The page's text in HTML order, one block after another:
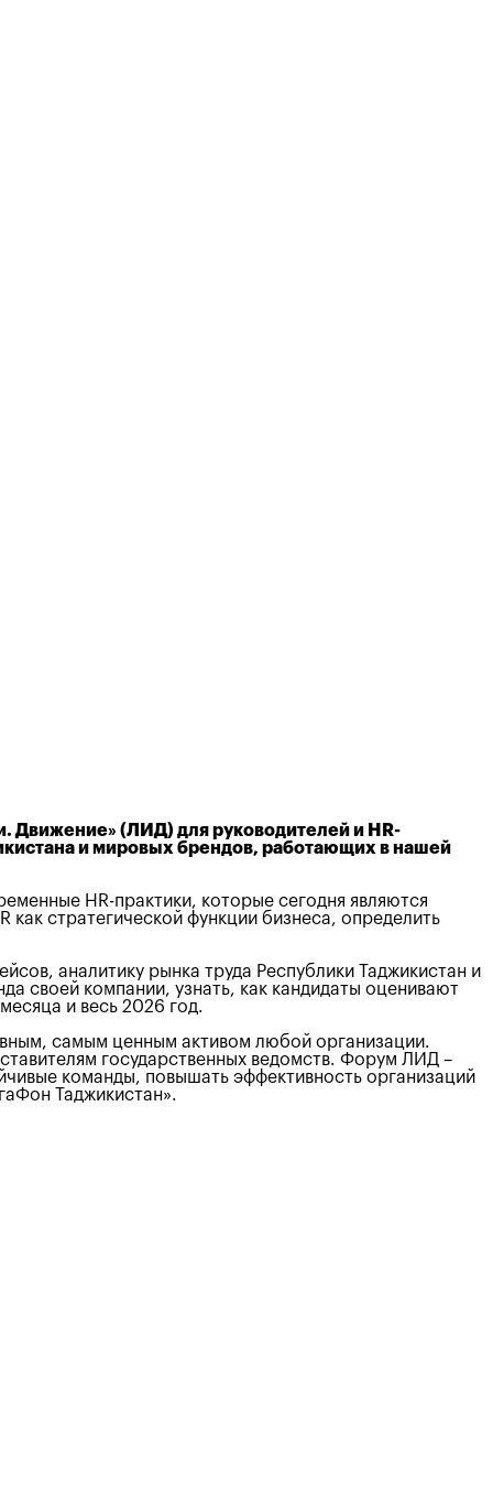
Движение» (ЛИД) для руководителей и HR-
и мировых брендов, работающих в нашей
HR-практики, которые сегодня являются
стратегической функции бизнеса, определить
аналитику рынка труда Республики Таджикистан и
своей компании, узнать, как кандидаты оценивают
и весь 2026 год.
самым ценным активом любой организации.
государственных ведомств. Форум ЛИД –
команды, повышать эффективность организаций
Таджикистан».